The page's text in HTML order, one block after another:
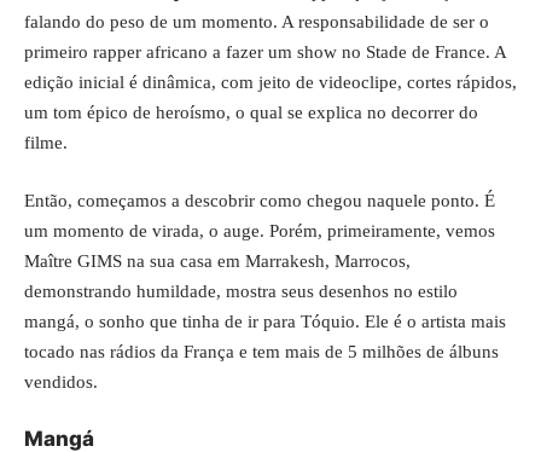
falando do peso de um momento. A responsabilidade de ser o
primeiro rapper africano a fazer um show no Stade de France. A
edição inicial é dinâmica, com jeito de videoclipe, cortes rápidos,
um tom épico de heroísmo, o qual se explica no decorrer do
filme.
Então, começamos a descobrir como chegou naquele ponto. É
um momento de virada, o auge. Porém, primeiramente, vemos
Maître GIMS na sua casa em Marrakesh, Marrocos,
demonstrando humildade, mostra seus desenhos no estilo
mangá, o sonho que tinha de ir para Tóquio. Ele é o artista mais
tocado nas rádios da França e tem mais de 5 milhões de álbuns
vendidos.
Mangá